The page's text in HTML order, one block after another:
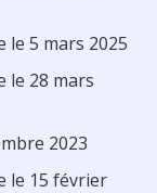
le 5 mars 2025
le 28 mars
2023
le 15 février